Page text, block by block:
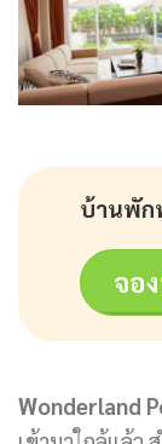
บ้านพัก
จอ
Wonderland